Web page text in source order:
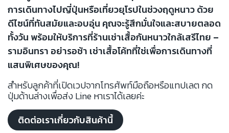
การเดินทางไปญี่ปุ่นหรือเที่ยวยุโรปในช่วงฤดูหนาว ด้วย
ดีไซน์ที่ทันสมัยและอบอุ่น คุณจะรู้สึกมั่นใจและสบายตลอด
ทั้งวัน พร้อมให้บริการที่ร้านเช่าเสื้อกันหนาวใกล้เสรีไทย –
รามอินทรา อย่ารอช้า เช่าเสื้อโค้ทที่ใช่เพื่อการเดินทางที่
แสนพิเศษของคุณ!
สำหรับลูกค้าที่เปิดเวปจากโทรศัพท์มือถือหรือแทปเลต กด
ปุ่มด้านล่างเพื่อส่ง Line หาเราได้เลยค่ะ
ติดต่อเราเกี่ยวกับสินค้านี้